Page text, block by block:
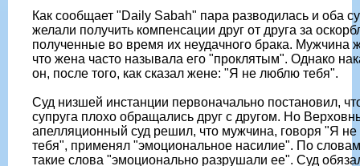
Как сообщает "Daily Sabah" пара разводилась и оба
желали получить компенсации друг от друга за
полученные во время их неудачного брака. Мужчина
что жена часто называла его "проклятым". Однако
он, после того, как сказал жене: "Я не люблю тебя".
Суд низшей инстанции первоначально постановил,
супруга плохо обращались друг с другом. Но
апелляционный суд решил, что мужчина, говоря "Я
тебя", применял "эмоциональное насилие". По
такие слова "эмоционально разрушали ее". Суд